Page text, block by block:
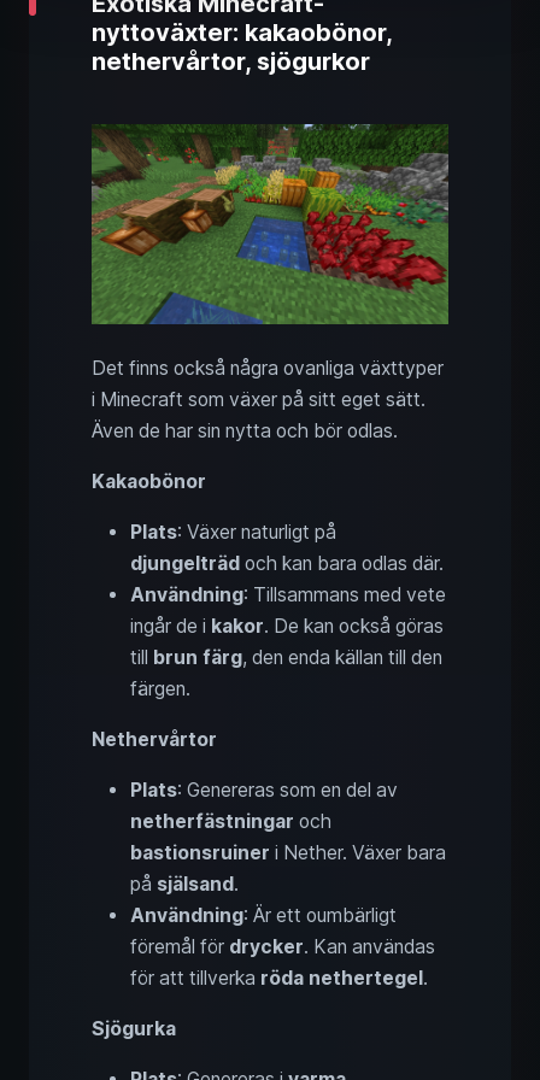
nyttoväxter: kakaobönor,
nethervårtor, sjögurkor
Det finns också några ovanliga växttyper
i Minecraft som växer på sitt eget sätt.
Även de har sin nytta och bör odlas.
Kakaobönor
Plats: Växer naturligt på
djungelträd och kan bara odlas där.
Användning: Tillsammans med vete
ingår de i kakor. De kan också göras
till brun färg, den enda källan till den
färgen.
Nethervårtor
Plats: Genereras som en del av
netherfästningar och
bastionsruiner i Nether. Växer bara
på själsand.
Användning: Är ett oumbärligt
föremål för drycker. Kan användas
för att tillverka röda nethertegel.
Sjögurka